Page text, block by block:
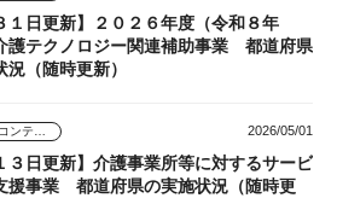
１日更新】２０２６年度（令和８年
テクノロジー関連補助事業 都道府県
況（随時更新）
2026/05/01
３日更新】介護事業所等に対するサービ
援事業 都道府県の実施状況（随時更